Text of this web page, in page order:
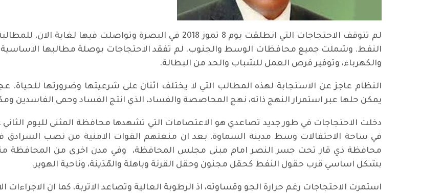
لم تتوقف الاحتجاجات التي انطلقت يوم 8 تموز 2018 في البصرة
النفط. وشملت جميع محافظات الوسط والجنوب. لم تفقد الاحتجاجات بوصلة مطالبها
والكهرباء، وتوفير فرص العمل للشباب والحد من البطالة.
النظام عاجز عن الاستجابة لهذه المطالب التي لا يختلف اثنان على شرعيتها وضرورتها للحياة.
يمكن حلها عبر استمرار النهج ذاته، نهج المحاصصة والفساد، الذي انتج الفساد وحمى الفاسدين
دخلت الاحتجاجات في طور جديد تصاعدي هو الاعتصامات التي تشهدها محافظة المثنى لليوم
في ساحة الاحتفالات وسط مدينة السماوة، بعد ان منعتهم القوات الامنية من نصب
محافظة ذي قار تحت جسر النصر امام مبنى مجلس المحافظة، وفي مدن اخرى من المحافظة
بشكل اساسي قرب حقول النفط كحقل مجنون وحقل القرنة وباهلة والمّدَينة، وناحية الهوير.
استمرت الاحتجاجات رغم حرارة الجو وقساوته، اذ الرطوبة العالية وتصاعد الاتربة، كما ان